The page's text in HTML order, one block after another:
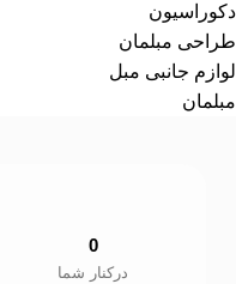
دکوراسیون
طراحی مبلمان
لوازم جانبی مبل
مبلمان
درکنار شما
0